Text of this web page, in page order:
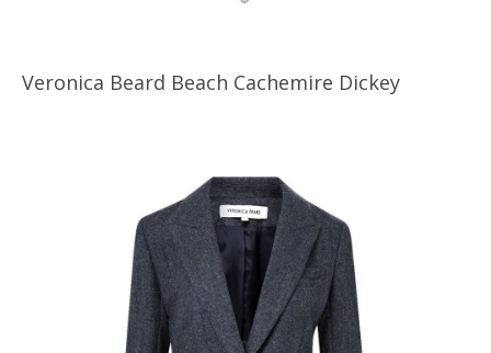
Veronica Beard Beach Cachemire Dickey